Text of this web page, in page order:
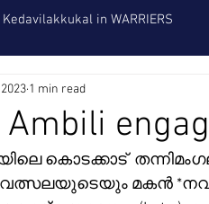
Kedavilakkukal in WARRIERS
Info
Ambili
1 min read
കൊടക്കാട്
മകൻ